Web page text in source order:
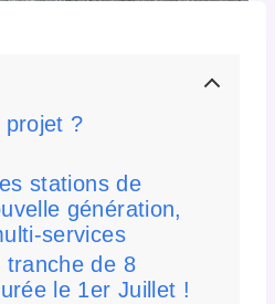
projet ?
stations de
génération,
services
tranche de 8
le 1er Juillet !